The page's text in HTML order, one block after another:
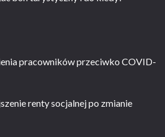
pracowników przeciwko COVID-
renty socjalnej po zmianie